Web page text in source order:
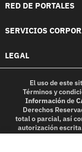
RED DE PORTALES
SERVICIOS
LEGAL
El uso de este
Términos y
Informaciónde
Derechos
total o parcial, así
autorización
in part, or